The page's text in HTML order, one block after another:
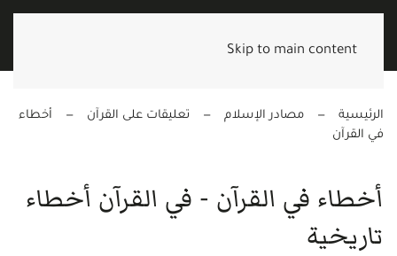
Skip to main content
الرئيسية مصادر الإسلام تعليقات على القرآن
أخطاء
في القرآن
أخطاء في القرآن - في القرآن أخطاء
تاريخية